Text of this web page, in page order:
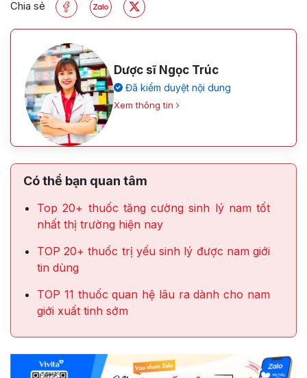
Chia sẻ
Dược sĩ Ngọc Trúc
Đã kiểm duyệt nội dung
Xem thông tin
Có thể bạn quan tâm
Top 20+ thuốc tăng cường sinh lý nam tốt
nhất thị trường hiện nay
TOP 20+ thuốc trị yếu sinh lý được nam giới
tin dùng
TOP 11 thuốc quan hệ lâu ra dành cho nam
giới xuất tinh sớm